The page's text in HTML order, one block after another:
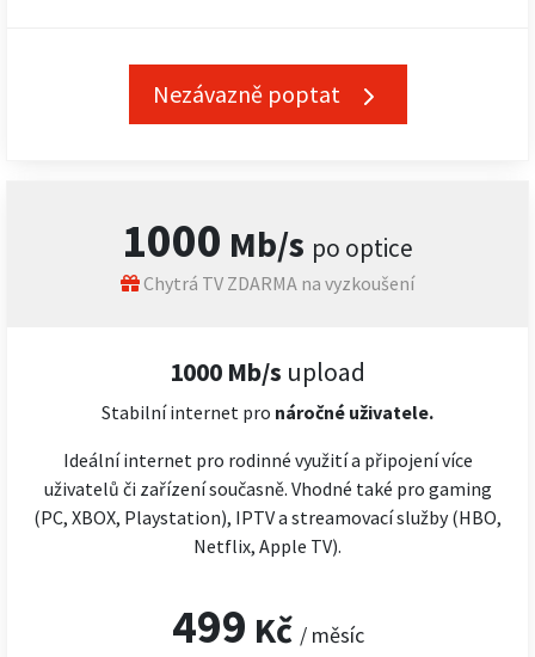
Nezávazně poptat
1000 Mb/s po optice
Chytrá TV ZDARMA na vyzkoušení
1000 Mb/s upload
Stabilní internet pro náročné uživatele.
Ideální internet pro rodinné využití a připojení více
uživatelů či zařízení současně. Vhodné také pro gaming
(PC, XBOX, Playstation), IPTV a streamovací služby (HBO,
Netflix, Apple TV).
499 Kč / měsíc